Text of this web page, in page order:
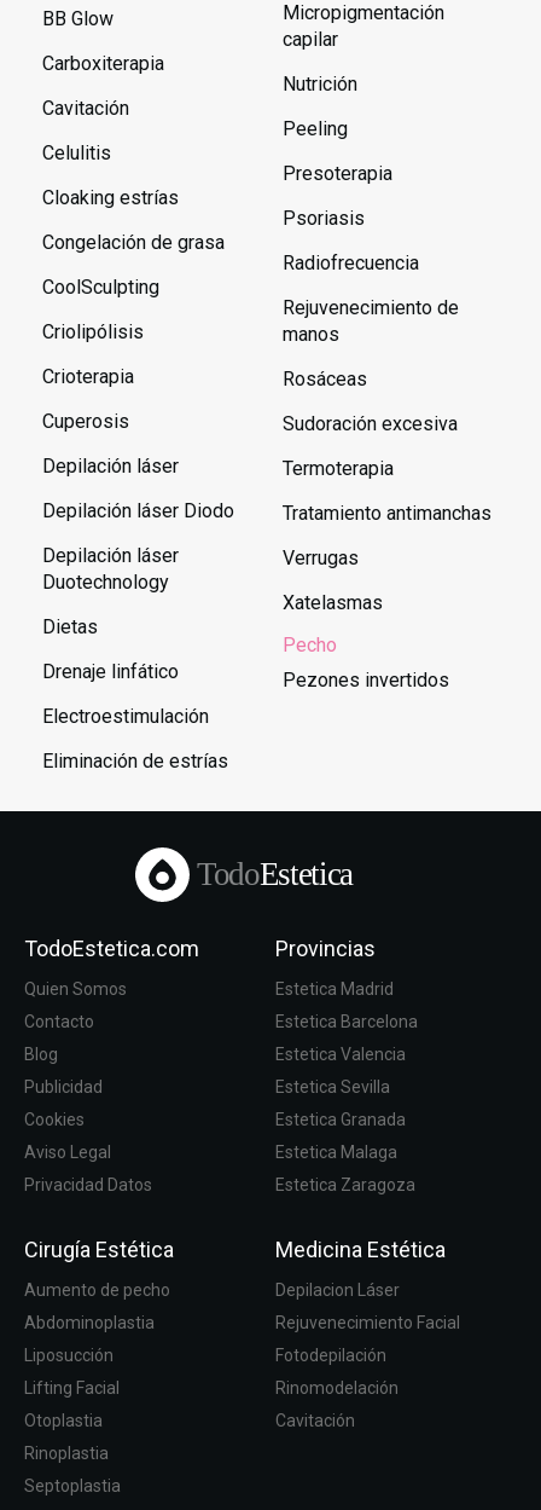
BB Glow
Carboxiterapia
Cavitación
Celulitis
Cloaking estrías
Congelación de grasa
CoolSculpting
Criolipólisis
Crioterapia
Cuperosis
Depilación láser
Depilación láser Diodo
Depilación láser
Duotechnology
Dietas
Drenaje linfático
Electroestimulación
Eliminación de estrías
Micropigmentación
capilar
Nutrición
Peeling
Presoterapia
Psoriasis
Radiofrecuencia
Rejuvenecimiento de
manos
Rosáceas
Sudoración excesiva
Termoterapia
Tratamiento antimanchas
Verrugas
Xatelasmas
Pecho
Pezones invertidos
TodoEstetica
TodoEstetica.com
Quien Somos
Contacto
Blog
Publicidad
Cookies
Aviso Legal
Privacidad Datos
Provincias
Estetica Madrid
Estetica Barcelona
Estetica Valencia
Estetica Sevilla
Estetica Granada
Estetica Malaga
Estetica Zaragoza
Cirugía Estética
Aumento de pecho
Abdominoplastia
Liposucción
Lifting Facial
Otoplastia
Rinoplastia
Septoplastia
Medicina Estética
Depilacion Láser
Rejuvenecimiento Facial
Fotodepilación
Rinomodelación
Cavitación